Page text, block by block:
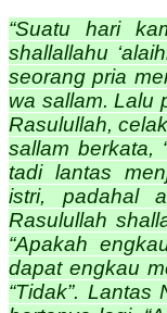
“Suatu hari
shallallahu
seorang pria
wa sallam. Lalu
Rasulullah,
sallam berkata,
tadi lantas
istri, padahal
Rasulullah
“Apakah
dapat engkau
“Tidak”. Lantas